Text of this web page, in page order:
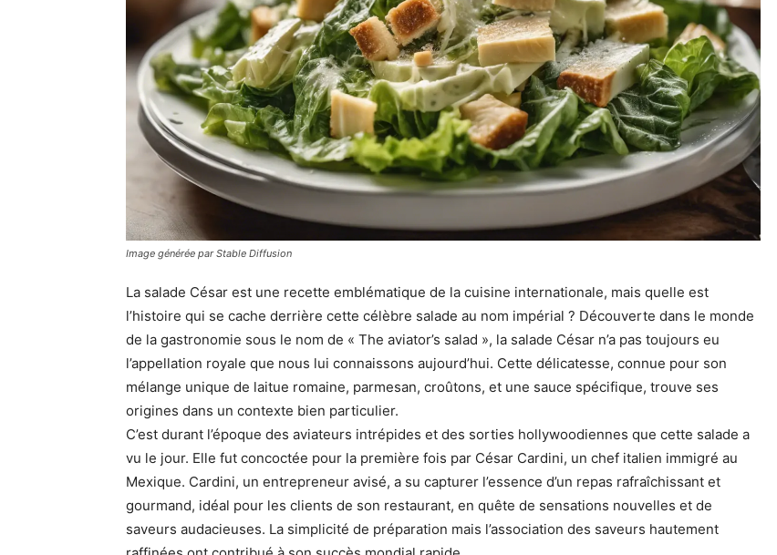
Image générée par Stable Diffusion
La salade César est une recette emblématique de la cuisine internationale, mais quelle est
l’histoire qui se cache derrière cette célèbre salade au nom impérial ? Découverte dans le monde
de la gastronomie sous le nom de « The aviator’s salad », la salade César n’a pas toujours eu
l’appellation royale que nous lui connaissons aujourd’hui. Cette délicatesse, connue pour son
mélange unique de laitue romaine, parmesan, croûtons, et une sauce spécifique, trouve ses
origines dans un contexte bien particulier.
C’est durant l’époque des aviateurs intrépides et des sorties hollywoodiennes que cette salade a
vu le jour. Elle fut concoctée pour la première fois par César Cardini, un chef italien immigré au
Mexique. Cardini, un entrepreneur avisé, a su capturer l’essence d’un repas rafraîchissant et
gourmand, idéal pour les clients de son restaurant, en quête de sensations nouvelles et de
saveurs audacieuses. La simplicité de préparation mais l’association des saveurs hautement